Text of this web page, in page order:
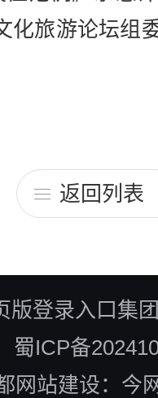
化旅游论坛组
返回列表
版登录入口集
蜀ICP备
网站建设：今